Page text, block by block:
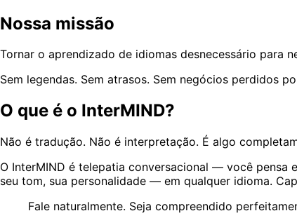
Nossa missão
Tornar o aprendizado de idiomas desnecessário para
Sem legendas. Sem atrasos. Sem negócios perdidos
O que é o InterMIND?
Não é tradução. Não é interpretação. É algo
O InterMIND é telepatia conversacional — você pensa
seu tom, sua personalidade — em qualquer idioma.
Fale naturalmente. Seja compreendido